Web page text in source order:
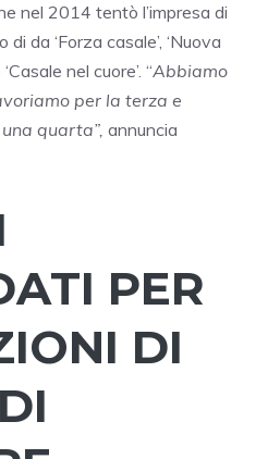
nel 2014 tentò l’impresa di
da ‘Forza casale’, ‘Nuova
nel cuore’. “Abbiamo
per la terza e
quarta”, annuncia
PER
DI